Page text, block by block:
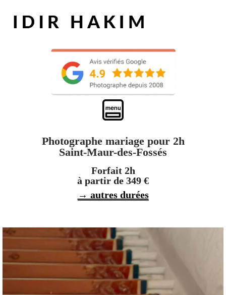
Photographe mariage pour 2h
Saint-Maur-des-Fossés
Forfait 2h
à partir de 349 €
→ autres durées